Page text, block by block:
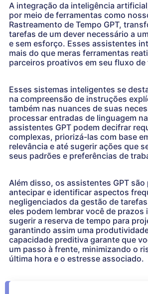
A integração da inteligência
por meio de ferramentas como
Rastreamento de Tempo GPT,
tarefas de um dever necessário a
e sem esforço. Esses assistentes
mais do que meras ferramentas
parceiros proativos em seu fluxo
Esses sistemas inteligentes se
na compreensão de instruções
também nas nuances de suas
processar entradas de linguagem
assistentes GPT podem decifrar
complexas, priorizá-las com base
relevância e até sugerir ações que
seus padrões e preferências de
Além disso, os assistentes GPT
antecipar e identificar aspectos
negligenciados da gestão de
eles podem lembrar você de
sugerir a reserva de tempo para
garantindo assim uma
capacidade preditiva garante que
um passo à frente, minimizando o
última hora e o estresse associado.